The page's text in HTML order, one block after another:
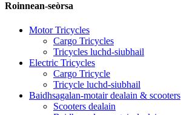
Roinnean-seòrsa
Motor Tricycles
Cargo Tricycles
Tricycles luchd-siubhail
Electric Tricycles
Cargo Tricycle
Tricycle luchd-siubhail
Baidhsagalan-motair dealain & scooters
Scooters dealain